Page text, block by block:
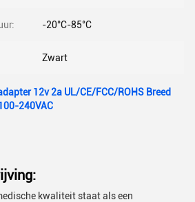
-20°C-85°C
Zwart
12v 2a UL/CE/FCC/ROHS Breed
240VAC
kwaliteit staat als een